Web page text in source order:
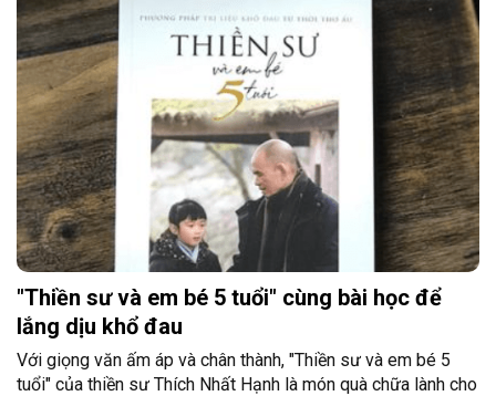
"Thiền sư và em bé 5 tuổi" cùng bài học để
lắng dịu khổ đau
Với giọng văn ấm áp và chân thành, "Thiền sư và em bé 5
tuổi" của thiền sư Thích Nhất Hạnh là món quà chữa lành cho